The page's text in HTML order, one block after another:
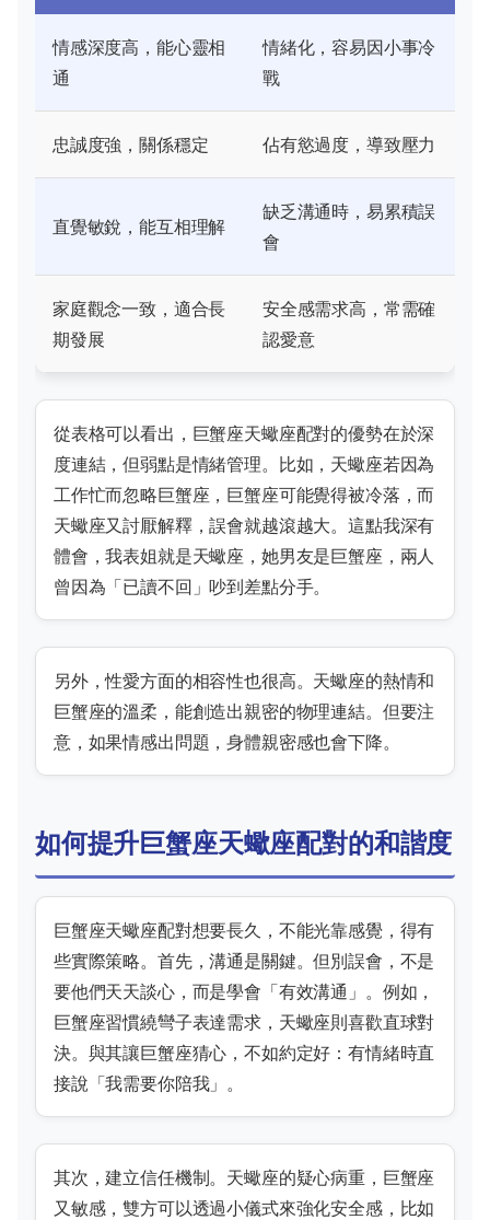
情感深度高，能心靈相
通
情緒化，容易因小事冷
戰
忠誠度強，關係穩定 佔有慾過度，導致壓力
直覺敏銳，能互相理解
缺乏溝通時，易累積誤
會
家庭觀念一致，適合長
期發展
安全感需求高，常需確
認愛意
從表格可以看出，巨蟹座天蠍座配對的優勢在於深
度連結，但弱點是情緒管理。比如，天蠍座若因為
工作忙而忽略巨蟹座，巨蟹座可能覺得被冷落，而
天蠍座又討厭解釋，誤會就越滾越大。這點我深有
體會，我表姐就是天蠍座，她男友是巨蟹座，兩人
曾因為「已讀不回」吵到差點分手。
另外，性愛方面的相容性也很高。天蠍座的熱情和
巨蟹座的溫柔，能創造出親密的物理連結。但要注
意，如果情感出問題，身體親密感也會下降。
如何提升巨蟹座天蠍座配對的和諧度
巨蟹座天蠍座配對想要長久，不能光靠感覺，得有
些實際策略。首先，溝通是關鍵。但別誤會，不是
要他們天天談心，而是學會「有效溝通」。例如，
巨蟹座習慣繞彎子表達需求，天蠍座則喜歡直球對
決。與其讓巨蟹座猜心，不如約定好：有情緒時直
接說「我需要你陪我」。
其次，建立信任機制。天蠍座的疑心病重，巨蟹座
又敏感，雙方可以透過小儀式來強化安全感，比如